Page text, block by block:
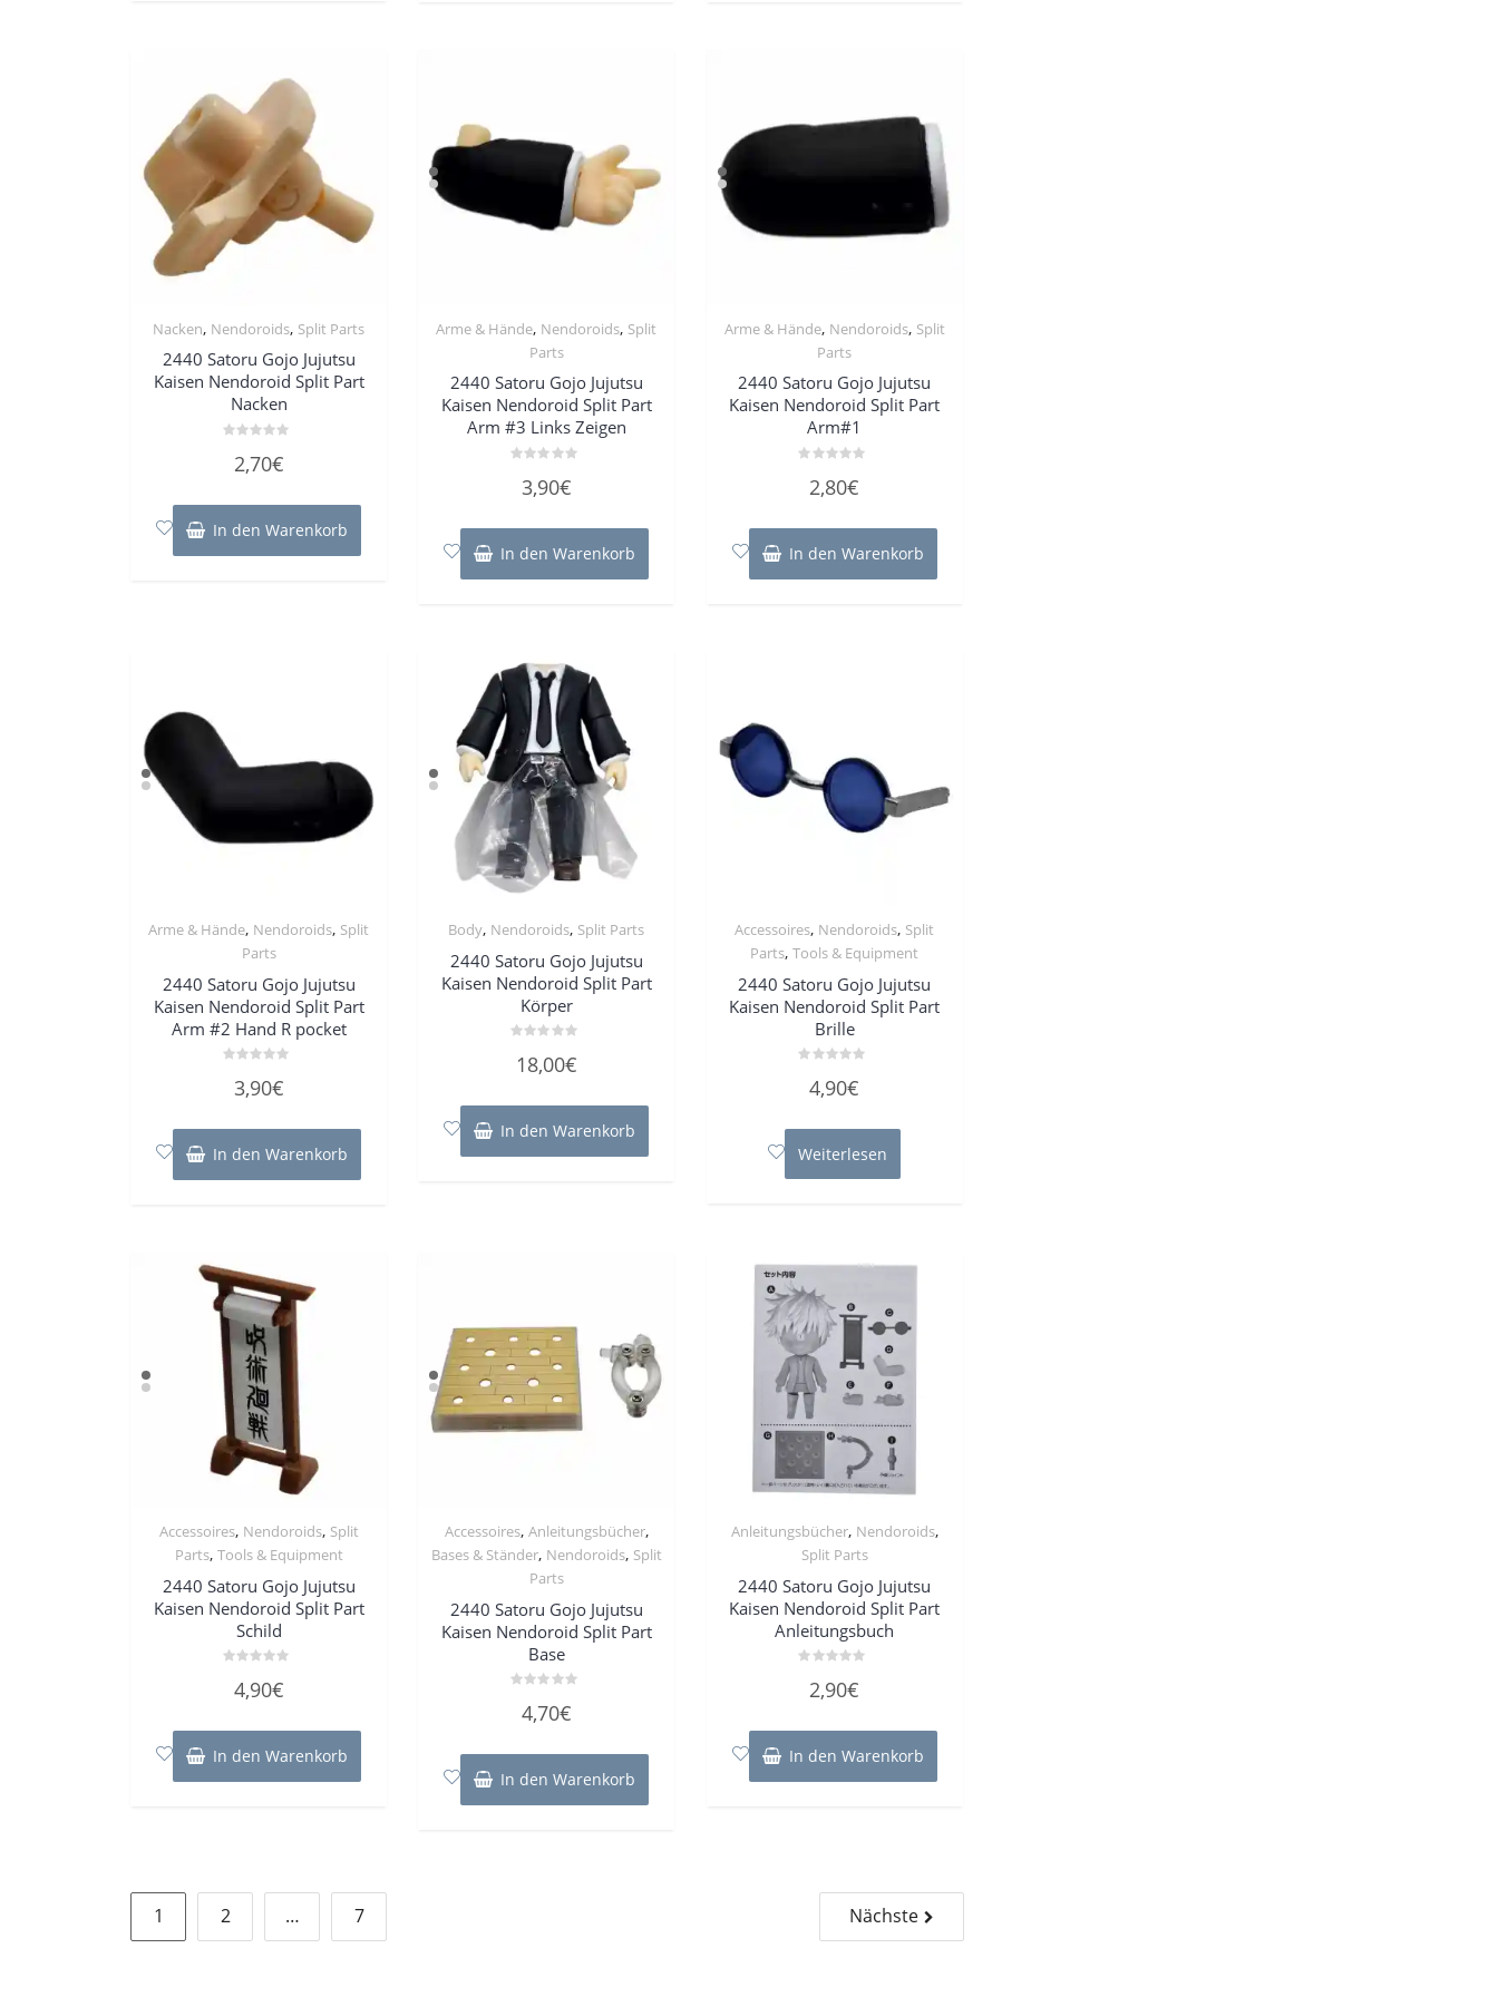
Nacken, Nendoroids, Split Parts
2440 Satoru Gojo Jujutsu
Kaisen Nendoroid Split Part
Nacken
mit
5
2,70€
In den Warenkorb
Arme & Hände, Nendoroids, Split
Parts
2440 Satoru Gojo Jujutsu
Kaisen Nendoroid Split Part
Arm #3 Links Zeigen
mit
5
3,90€
In den Warenkorb
Arme & Hände, Nendoroids, Split
Parts
2440 Satoru Gojo Jujutsu
Kaisen Nendoroid Split Part
Arm#1
mit
5
2,80€
In den Warenkorb
Arme & Hände, Nendoroids, Split
Parts
2440 Satoru Gojo Jujutsu
Kaisen Nendoroid Split Part
Arm #2 Hand R pocket
mit
5
3,90€
In den Warenkorb
Body, Nendoroids, Split Parts
2440 Satoru Gojo Jujutsu
Kaisen Nendoroid Split Part
Körper
mit
5
18,00€
In den Warenkorb
Accessoires, Nendoroids, Split
Parts,Tools & Equipment
2440 Satoru Gojo Jujutsu
Kaisen Nendoroid Split Part
Brille
mit
5
4,90€
Weiterlesen
Accessoires, Nendoroids, Split
Parts, Tools & Equipment
2440 Satoru Gojo Jujutsu
Kaisen Nendoroid Split Part
Schild
mit
5
4,90€
In den Warenkorb
Accessoires, Anleitungsbücher,
Bases & Ständer, Nendoroids, Split
Parts
2440 Satoru Gojo Jujutsu
Kaisen Nendoroid Split Part
Base
mit
5
4,70€
In den Warenkorb
Anleitungsbücher, Nendoroids,
Split Parts
2440 Satoru Gojo Jujutsu
Kaisen Nendoroid Split Part
Anleitungsbuch
mit
5
2,90€
In den Warenkorb
Seitennummerierung
der
1 2 … 7 Nächste